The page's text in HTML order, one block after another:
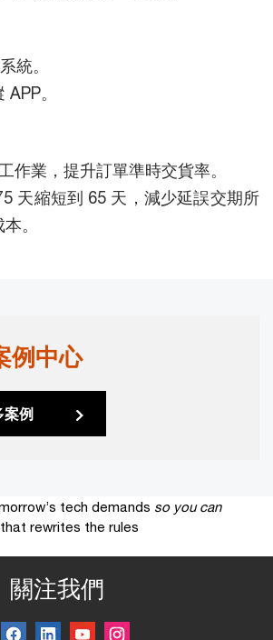
統。
。
作業，提升訂單準時交貨率。
天縮短到 65 天，減少延誤交期所
。
例中心
案例
tech demands so you can
rewrites the rules
關注我們